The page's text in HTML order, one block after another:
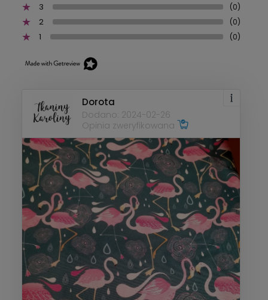
3 (0)
2 (0)
1 (0)
Dorota
Dodano: 2024-02-26
Opinia zweryfikowana